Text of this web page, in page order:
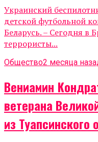
Украинский
детской футбольной
Беларусь. – Сегодня в
террористы...
Общество2 месяца
Вениамин
ветерана
из Туапсинского